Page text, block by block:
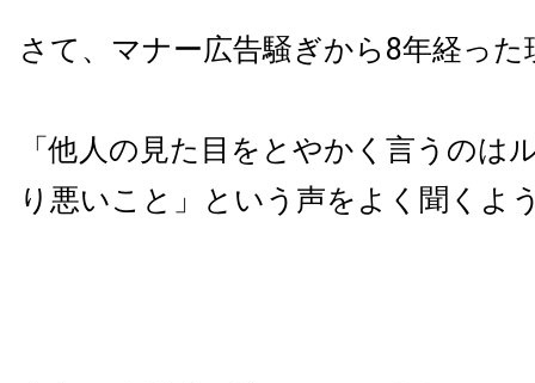
さて、マナー広告騒ぎから8年経った
「他人の見た目をとやかく言うのは
り悪いこと」という声をよく聞くよ